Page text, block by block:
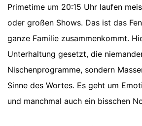
Primetime um 20:15 Uhr laufen
oder großen Shows. Das ist das
ganze Familie zusammenkommt.
Unterhaltung gesetzt, die
Nischenprogramme, sondern
Sinne des Wortes. Es geht um
und manchmal auch ein bisschen